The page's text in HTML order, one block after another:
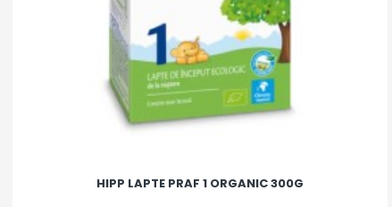
HIPP LAPTE PRAF 1 ORGANIC 300G